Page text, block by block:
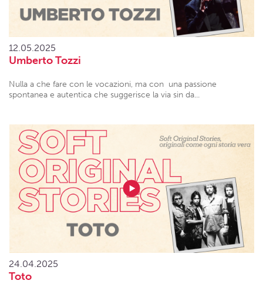
12.05.2025
Umberto Tozzi
Nulla a che fare con le vocazioni, ma con una passione
spontanea e autentica che suggerisce la via sin da...
24.04.2025
Toto